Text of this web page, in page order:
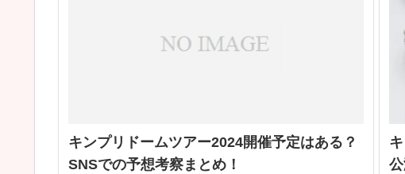
キンプリドームツアー2024開催予定はある？
SNSでの予想考察まとめ！